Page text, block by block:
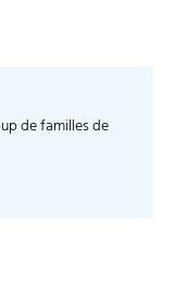
de familles de